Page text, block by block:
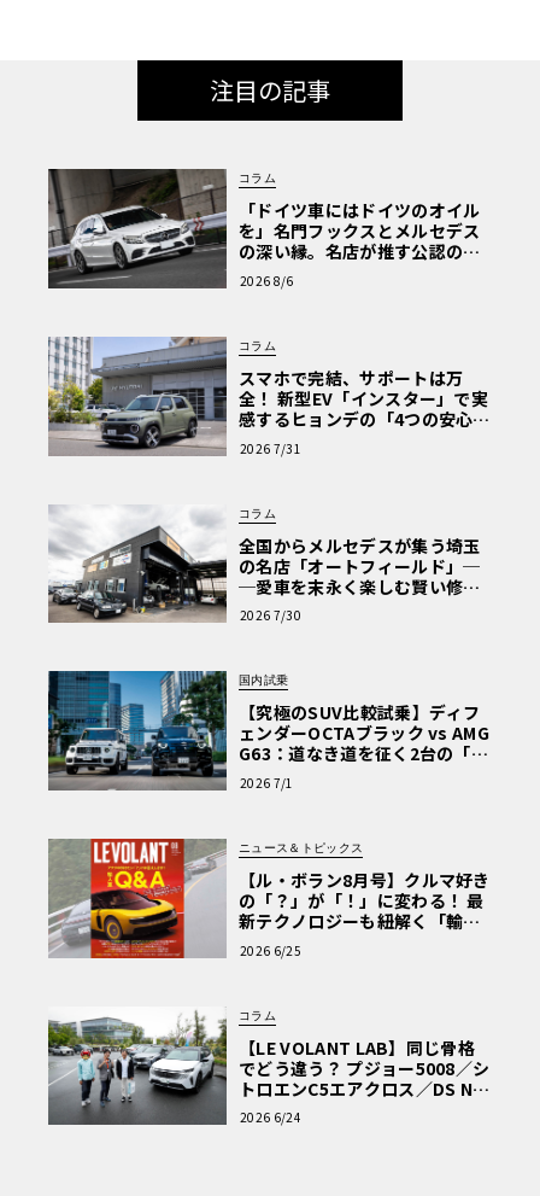
注目の記事
コラム
「ドイツ車にはドイツのオイル
を」名門フックスとメルセデス
の深い縁。名店が推す公認の安
心と、Cクラスで味わうシルキー
な走り〈PR〉
2026 8/6
コラム
スマホで完結、サポートは万
全！ 新型EV「インスター」で実
感するヒョンデの「4つの安心」
【第1回・ヒョンデ6つの疑問：
Why? Hyundai?】〈PR〉
2026 7/31
コラム
全国からメルセデスが集う埼玉
の名店「オートフィールド」─
─愛車を末永く楽しむ賢い修理
術と、プロがフックス製オイル
を選ぶ理由〈PR〉
2026 7/30
国内試乗
【究極のSUV比較試乗】ディフ
ェンダーOCTAブラック vs AMG
G63：道なき道を征く2台の「対
極的アプローチ」
2026 7/1
ニュース＆トピックス
【ル・ボラン8月号】クルマ好き
の「？」が「！」に変わる！ 最
新テクノロジーも紐解く「輸入
車Q&A」
2026 6/25
コラム
【LE VOLANT LAB】同じ骨格
でどう違う？ プジョー5008／シ
トロエンC5エアクロス／DS Nº4
読者一気乗りレポート
2026 6/24